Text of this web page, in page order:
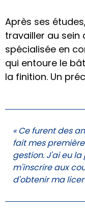
Après ses
travailler au sein
spécialisée en
qui entoure le
la finition. Un
« Ce furent des
fait mes
gestion. J'ai eu
m'inscrire aux
d'obtenir ma